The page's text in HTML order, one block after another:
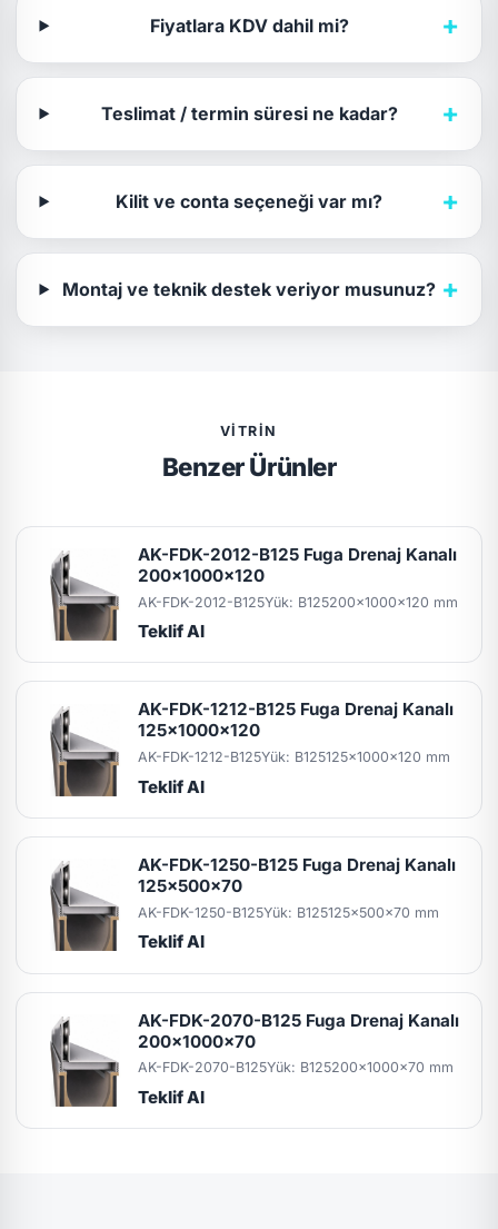
Fiyatlara KDV dahil mi? +
Teslimat / termin süresi ne kadar? +
Kilit ve conta seçeneği var mı? +
Montaj ve teknik destek veriyor musunuz? +
VITRIN
Benzer Ürünler
AK-FDK-2012-B125 Fuga Drenaj Kanalı
200x1000x120
AK-FDK-2012-B125Yük: B125200x1000x120 mm
Teklif Al
AK-FDK-1212-B125 Fuga Drenaj Kanalı
125x1000x120
AK-FDK-1212-B125Yük: B125125x1000x120 mm
Teklif Al
AK-FDK-1250-B125 Fuga Drenaj Kanalı
125x500x70
AK-FDK-1250-B125Yük: B125125x500x70 mm
Teklif Al
AK-FDK-2070-B125 Fuga Drenaj Kanalı
200x1000x70
AK-FDK-2070-B125Yük: B125200x1000x70 mm
Teklif Al